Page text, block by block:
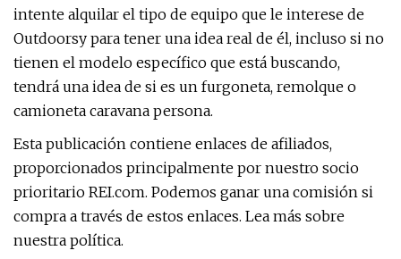
intente alquilar el tipo de equipo que le interese de
Outdoorsy para tener una idea real de él, incluso si no
tienen el modelo específico que está buscando,
tendrá una idea de si es un furgoneta, remolque o
camioneta caravana persona.
Esta publicación contiene enlaces de afiliados,
proporcionados principalmente por nuestro socio
prioritario REI.com. Podemos ganar una comisión si
compra a través de estos enlaces. Lea más sobre
nuestra política.